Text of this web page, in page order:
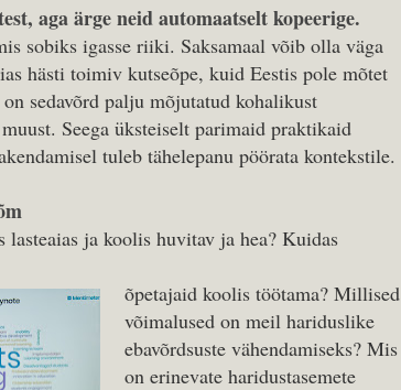
aga ärge neid automaatselt kopeerige.
sobiks igasse riiki. Saksamaal võib olla väga
hästi toimiv kutseõpe, kuid Eestis pole mõtet
sedavõrd palju mõjutatud kohalikust
Seega üksteiselt parimaid praktikaid
tuleb tähelepanu pöörata kontekstile.
ja koolis huvitav ja hea? Kuidas
õpetajaid koolis töötama? Millised
võimalused on meil hariduslike
ebavõrdsuste vähendamiseks? Mis
on erinevate haridustasemete